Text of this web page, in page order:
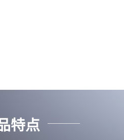
特点